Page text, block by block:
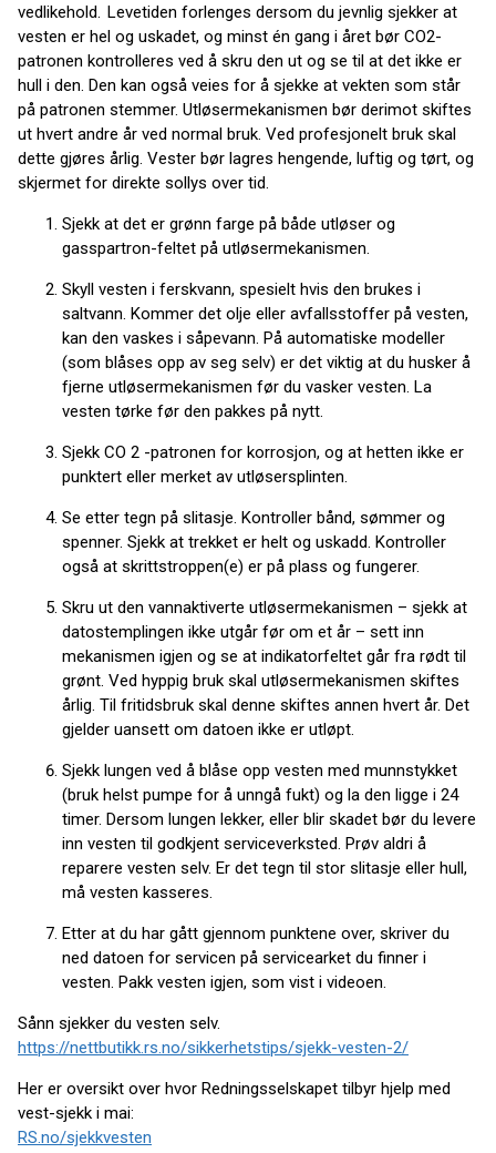
vedlikehold. Levetiden forlenges dersom du jevnlig sjekker at
vesten er hel og uskadet, og minst én gang i året bør CO2-
patronen kontrolleres ved å skru den ut og se til at det ikke er
hull i den. Den kan også veies for å sjekke at vekten som står
på patronen stemmer. Utløsermekanismen bør derimot skiftes
ut hvert andre år ved normal bruk. Ved profesjonelt bruk skal
dette gjøres årlig. Vester bør lagres hengende, luftig og tørt, og
skjermet for direkte sollys over tid.
Sjekk at det er grønn farge på både utløser og
gasspartron-feltet på utløsermekanismen.
Skyll vesten i ferskvann, spesielt hvis den brukes i
saltvann. Kommer det olje eller avfallsstoffer på vesten,
kan den vaskes i såpevann. På automatiske modeller
(som blåses opp av seg selv) er det viktig at du husker å
fjerne utløsermekanismen før du vasker vesten. La
vesten tørke før den pakkes på nytt.
Sjekk CO 2 -patronen for korrosjon, og at hetten ikke er
punktert eller merket av utløsersplinten.
Se etter tegn på slitasje. Kontroller bånd, sømmer og
spenner. Sjekk at trekket er helt og uskadd. Kontroller
også at skrittstroppen(e) er på plass og fungerer.
Skru ut den vannaktiverte utløsermekanismen – sjekk at
datostemplingen ikke utgår før om et år – sett inn
mekanismen igjen og se at indikatorfeltet går fra rødt til
grønt. Ved hyppig bruk skal utløsermekanismen skiftes
årlig. Til fritidsbruk skal denne skiftes annen hvert år. Det
gjelder uansett om datoen ikke er utløpt.
Sjekk lungen ved å blåse opp vesten med munnstykket
(bruk helst pumpe for å unngå fukt) og la den ligge i 24
timer. Dersom lungen lekker, eller blir skadet bør du levere
inn vesten til godkjent serviceverksted. Prøv aldri å
reparere vesten selv. Er det tegn til stor slitasje eller hull,
må vesten kasseres.
Etter at du har gått gjennom punktene over, skriver du
ned datoen for servicen på servicearket du finner i
vesten. Pakk vesten igjen, som vist i videoen.
Sånn sjekker du vesten selv.
https://nettbutikk.rs.no/sikkerhetstips/sjekk-vesten-2/
Her er oversikt over hvor Redningsselskapet tilbyr hjelp med
vest-sjekk i mai:
RS.no/sjekkvesten